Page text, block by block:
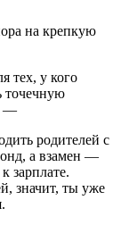
на крепкую
тех, у кого
точечную
—
родителей с
а взамен —
зарплате.
значит, ты уже